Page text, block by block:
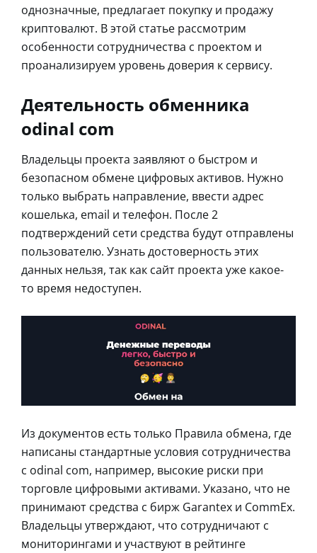
однозначные, предлагает покупку и продажу
криптовалют. В этой статье рассмотрим
особенности сотрудничества с проектом и
проанализируем уровень доверия к сервису.
Деятельность обменника
odinal com
Владельцы проекта заявляют о быстром и
безопасном обмене цифровых активов. Нужно
только выбрать направление, ввести адрес
кошелька, email и телефон. После 2
подтверждений сети средства будут отправлены
пользователю. Узнать достоверность этих
данных нельзя, так как сайт проекта уже какое-
то время недоступен.
Из документов есть только Правила обмена, где
написаны стандартные условия сотрудничества
с odinal com, например, высокие риски при
торговле цифровыми активами. Указано, что не
принимают средства с бирж Garantex и CommEx.
Владельцы утверждают, что сотрудничают с
мониторингами и участвуют в рейтинге